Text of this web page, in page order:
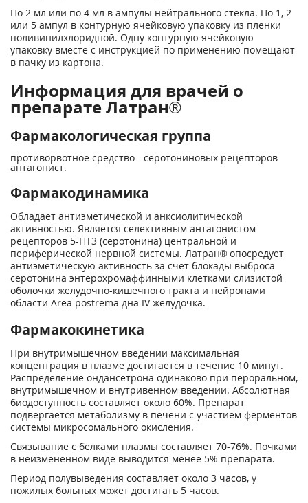
По 2 мл или по 4 мл в ампулы нейтрального стекла. По 1, 2
или 5 ампул в контурную ячейковую упаковку из пленки
поливинилхлоридной. Одну контурную ячейковую
упаковку вместе с инструкцией по применению помещают
в пачку из картона.
Информация для врачей о
препарате Латран®
Фармакологическая группа
противорвотное средство - серотониновых рецепторов
антагонист.
Фармакодинамика
Обладает антиэметической и анксиолитической
активностью. Является селективным антагонистом
рецепторов 5-НТ3 (серотонина) центральной и
периферической нервной системы. Латран® опосредует
антиэметическую активность за счет блокады выброса
серотонина энтерохромаффинными клетками слизистой
оболочки желудочно-кишечного тракта и нейронами
области Area postrema дна IV желудочка.
Фармакокинетика
При внутримышечном введении максимальная
концентрация в плазме достигается в течение 10 минут.
Распределение ондансетрона одинаково при пероральном,
внутримышечном и внутривенном введении. Абсолютная
биодоступность составляет около 60%. Препарат
подвергается метаболизму в печени с участием ферментов
системы микросомального окисления.
Связывание с белками плазмы составляет 70-76%. Почками
в неизмененном виде выводится менее 5% препарата.
Период полувыведения составляет около 3 часов, у
пожилых больных может достигать 5 часов.